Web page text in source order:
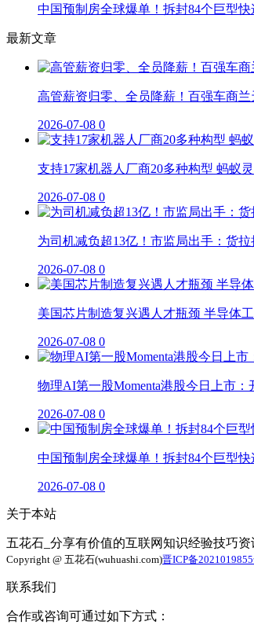
中国预制房全球爆单！拆封84个巨型
最新文章
高管薪资归零、全员降薪！百强车商
2026-07-08 0
支持17家机器人厂商20多种构型 蚂蚁
2026-07-08 0
为司机减负超13亿！市监局出手：货
2026-07-08 0
美国芯片制造复兴遇人才瓶颈 半导体
2026-07-08 0
物理AI第一股Momenta港股今日上市：
2026-07-08 0
中国预制房全球爆单！拆封84个巨型
2026-07-08 0
关于本站
五花石_分享有价值的互联网知识经验技巧资
Copyright @ 五花石(wuhuashi.com)晋ICP备
联系我们
合作或咨询可通过如下方式：